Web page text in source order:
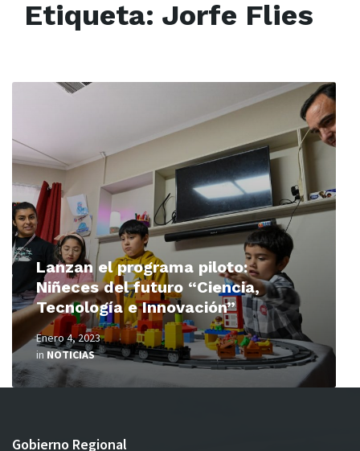
Etiqueta: Jorfe Flies
Lanzan el programa piloto:
Niñeces del futuro “Ciencia,
Tecnología e Innovación”
Enero 4, 2023
in NOTICIAS
Gobierno Regional